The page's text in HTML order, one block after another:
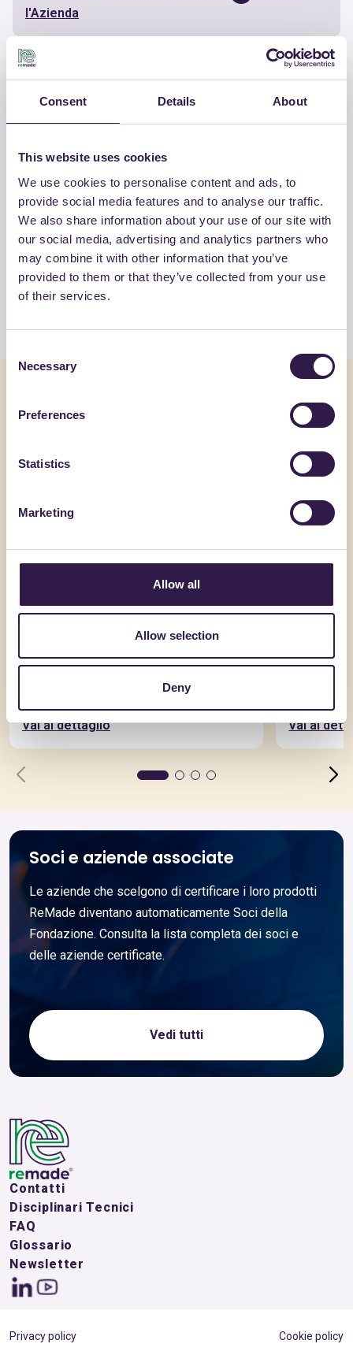
Consent Details About
This website uses cookies
We use cookies to personalise content and ads, to
provide social media features and to analyse our traffic.
We also share information about your use of our site with
our social media, advertising and analytics partners who
may combine it with other information that you’ve
provided to them or that they’ve collected from your use
of their services.
Selection
Necessary
Preferences
Statistics
Marketing
Allow all
Allow selection
Deny
l'Azienda
ALTRI PRODOTTI
Guarda la lista completa dei prodotti
certificati di CHIRAEMA
AQUILAPREM SRL
Vai al dettaglio Vai al
Soci e aziende associate
Le aziende che scelgono di certificare i loro prodotti
ReMade diventano automaticamente Soci della
Fondazione. Consulta la lista completa dei soci e
delle aziende certificate.
Vedi tutti
Contatti
Disciplinari Tecnici
FAQ
Glossario
Newsletter
Privacy policy Cookie policy